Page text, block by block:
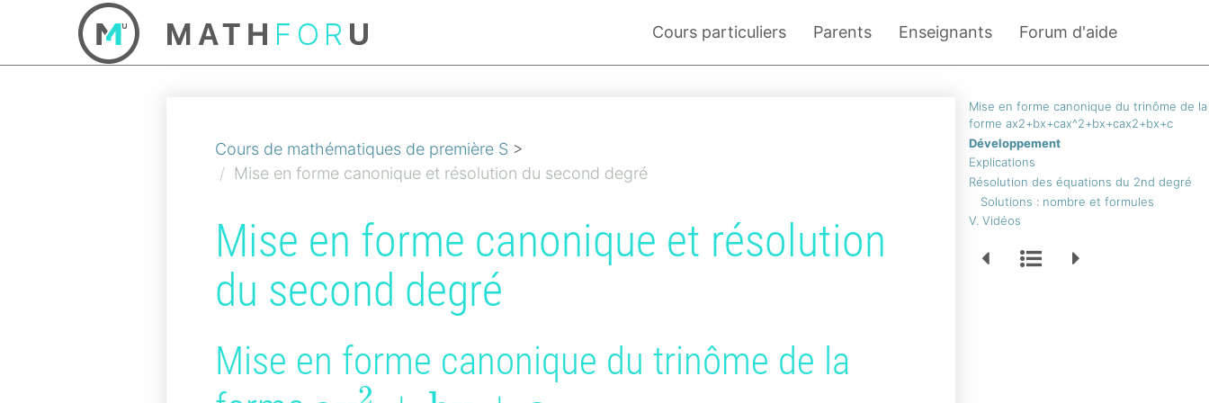
Cours particuliers Parents Enseignants Forum d'aide
Mise en forme canonique du trinôme de la
forme ax2+bx+cax^2+bx+cax2+bx+c
Développement
Explications
Résolution des équations du 2nd degré
Solutions : nombre et formules
V. Vidéos
Cours de mathématiques de première S >
Mise en forme canonique et résolution du second degré
Mise en forme canonique et résolution
du second degré
Mise en forme canonique du trinôme de la